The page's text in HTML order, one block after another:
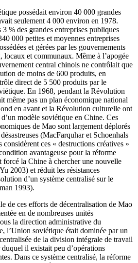
possédait environ 40 000 grandes
seulement 4 000 environ en 1978.
% des grandes entreprises publiques
000 petites et moyennes entreprises
et gérées par les gouvernements
et communaux. Même à l’apogée
central chinois ne contrôlait que
de moins de 600 produits, en
direct de 5 500 produits par le
En 1968, pendant la Révolution
même pas un plan économique national
en avant et la Révolution culturelle ont
modèle soviétique en Chine. Ces
de Mao sont largement déplorés
(MacFarquhar et Schoenhals
ces « destructions créatives »
avantageuse pour la réforme
forcé la Chine à chercher une nouvelle
2003) et réduit les résistances
d’un système centralisé sur le
1993).
de ces efforts de décentralisation de Mao
en de nombreuses unités
la direction administrative du
l’Union soviétique était dominée par un
de la division intégrale de travail
il existait peu d’opérations
Dans ce système centralisé, la réforme